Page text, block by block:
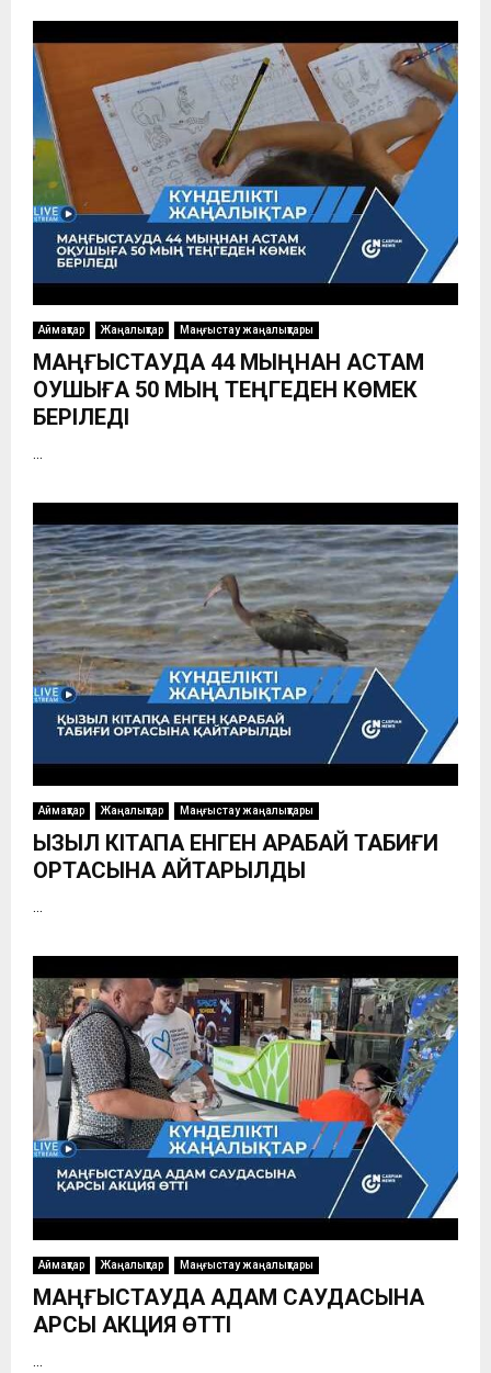
Аймақтар Жаңалықтар Маңғыстау жаңалықтары
МАҢҒЫСТАУДА 44 МЫҢНАН АСТАМ
ОҚУШЫҒА 50 МЫҢ ТЕҢГЕДЕН КӨМЕК
БЕРІЛЕДІ
Аймақтар Жаңалықтар Маңғыстау жаңалықтары
ҚЫЗЫЛ КІТАПҚА ЕНГЕН ҚАРАБАЙ ТАБИҒИ
ОРТАСЫНА ҚАЙТАРЫЛДЫ
...
Аймақтар Жаңалықтар Маңғыстау жаңалықтары
МАҢҒЫСТАУДА АДАМ САУДАСЫНА
ҚАРСЫ АКЦИЯ ӨТТІ